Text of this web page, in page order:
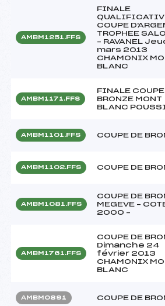
AMBM1251.FFS
FINALE
COUPE
TROPHEE
– RAVANEL
mars 2013
CHAMONIX
BLANC
AMBM1171.FFS
FINALE COUPE
BRONZE MONT
BLANC
AMBM1101.FFS COUPE DE
AMBM1102.FFS COUPE DE
AMBM1081.FFS
COUPE DE
MEGEVE –
2000 –
AMBM1761.FFS
COUPE DE
Dimanche 24
février 2013
CHAMONIX
BLANC
AMBM0891 COUPE DE